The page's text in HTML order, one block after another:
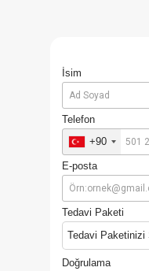
İsim
Telefon
+90
E-posta
Tedavi Paketi
Tedavi Paketinizi
Doğrulama